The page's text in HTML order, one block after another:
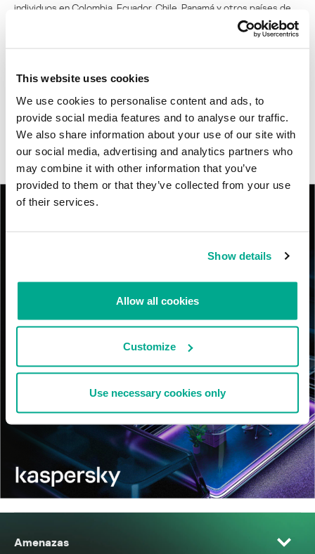
This website uses cookies
We use cookies to personalise content and ads, to
provide social media features and to analyse our traffic.
We also share information about your use of our site with
our social media, advertising and analytics partners who
may combine it with other information that you’ve
provided to them or that they’ve collected from your use
of their services.
Show details
Allow all cookies
Customize
Use necessary cookies only
individuos en Colombia, Ecuador, Chile, Panamá y otros países de
MosaicRegressor: acechando en las sombras de UEFI
RevengeHotels: cibercrimen dirigido a recepciones de hotel
en todo el mundo
Amenazas